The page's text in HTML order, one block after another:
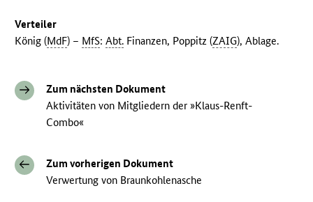
Verteiler
König (MdF) – MfS:Abt. Finanzen, Poppitz (ZAIG), Ablage.
Zum nächsten Dokument
Aktivitäten von Mitgliedern der »Klaus-Renft-
Combo«
Zum vorherigen Dokument
Verwertung von Braunkohlenasche